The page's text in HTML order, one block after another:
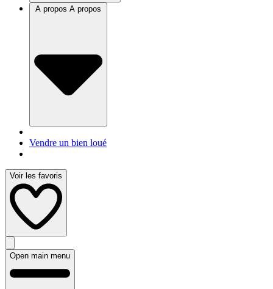
A propos
Vendre un bien loué
Voir les favoris
Open main menu